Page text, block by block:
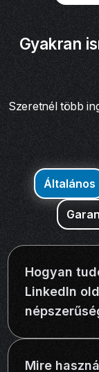
Gyakran
Szeretnél több
Általános
Hogyan
LinkedIn
A személyes
reflektál a
Mire